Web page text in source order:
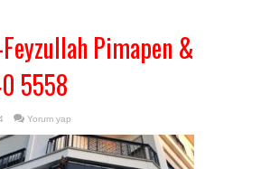
Pimapen &
5558
Yorum yap